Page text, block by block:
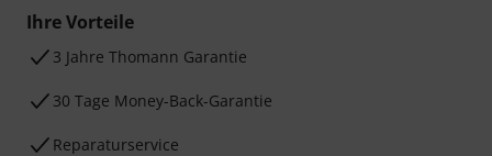
Ihre Vorteile
3 Jahre Thomann Garantie
30 Tage Money-Back-Garantie
Reparaturservice